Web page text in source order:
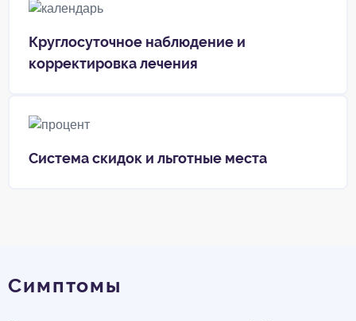
Круглосуточное наблюдение и
корректировка лечения
Система скидок и льготные места
Симптомы